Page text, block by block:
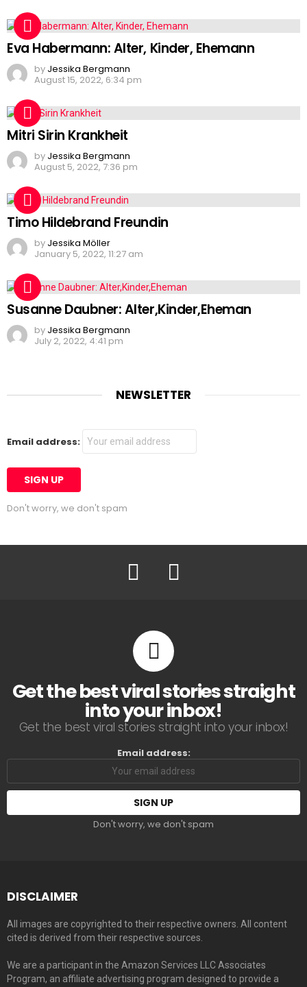
Eva Habermann: Alter, Kinder, Ehemann
by Jessika Bergmann
August 15, 2022, 6:34 pm
Mitri Sirin Krankheit
by Jessika Bergmann
August 5, 2022, 7:36 pm
Timo Hildebrand Freundin
by Jessika Möller
January 5, 2022, 11:27 am
Susanne Daubner: Alter,Kinder,Eheman
by Jessika Bergmann
July 2, 2022, 4:41 pm
NEWSLETTER
Email address:
Don't worry, we don't spam
Facebook
Get the best viral stories straight
into your inbox!
Get the best viral stories straight into your inbox!
Email address:
Don't worry, we don't spam
DISCLAIMER
All images are copyrighted to their respective owners. All content
cited is derived from their respective sources.
We are a participant in the Amazon Services LLC Associates
Program, an affiliate advertising program designed to provide a